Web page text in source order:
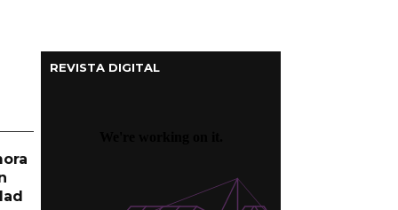
REVISTA DIGITAL